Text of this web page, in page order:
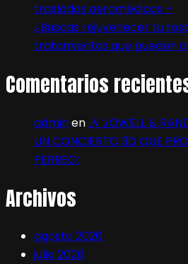
traslados aeromédicos –
¿Buscas rejuvenecer tu
tratamientos que pueden
Comentarios
adminen 🎶 JOWELL &
UN CONCIERTO 3D QUE
PERREO:
Archivos
agosto 2026
julio 2026